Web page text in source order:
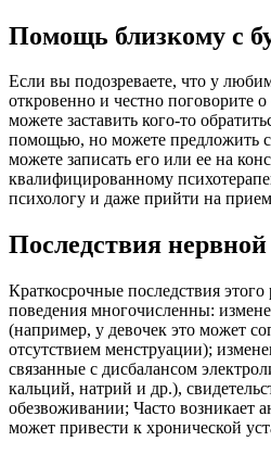
Помощь близкому с
Если вы подозреваете, что у
откровенно и честно поговорите
можете заставить кого-то
помощью, но можете предложить
можете записать его или ее на
квалифицированному
психологу и даже прийти на
Последствия
Краткосрочные последствия
поведения многочисленны:
(например, у девочек это может
отсутствием менструации);
связанные с дисбалансом
кальций, натрий и др.),
обезвоживании; Часто возникает
может привести к хронической